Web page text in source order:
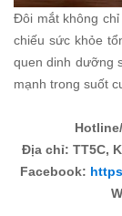
Đôi mắt không
chiếu sức khỏe
quen dinh dưỡng
mạnh trong suốt
Địa chỉ: TT5C,
Facebook: